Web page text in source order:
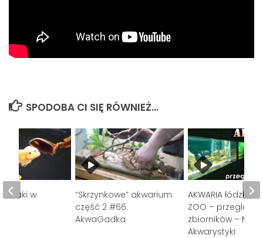
SPODOBA CI SIĘ RÓWNIEŻ...
“Skrzynkowe” akwarium
część 2 #66.
AkwaGadka
AKWARIA
ZOO – przegląd
zbiorników –
Akwarystyki
w